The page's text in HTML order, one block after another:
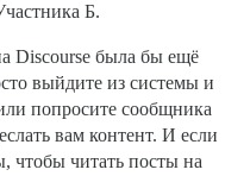
Б.
Discourse была бы ещё
выйдите из системы и
попросите сообщника
вам контент. И если
чтобы читать посты на